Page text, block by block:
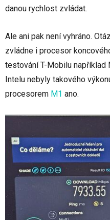
danou rychlost zvládat.
Ale ani pak není vyhráno.
zvládne i procesor
testování T-Mobilu například
Intelu nebyly takového
procesorem M1 ano.